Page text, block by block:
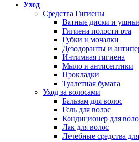
Уход
Средства Гигиены
Ватные диски и
Гигиена полости рта
Губки и мочалки
Дезодоранты и
Интимная гигиена
Мыло и антисептики
Прокладки
Туалетная бумага
Уход за волосами
Бальзам для волос
Гель для волос
Кондиционер для
Лак для волос
Лечебные средства